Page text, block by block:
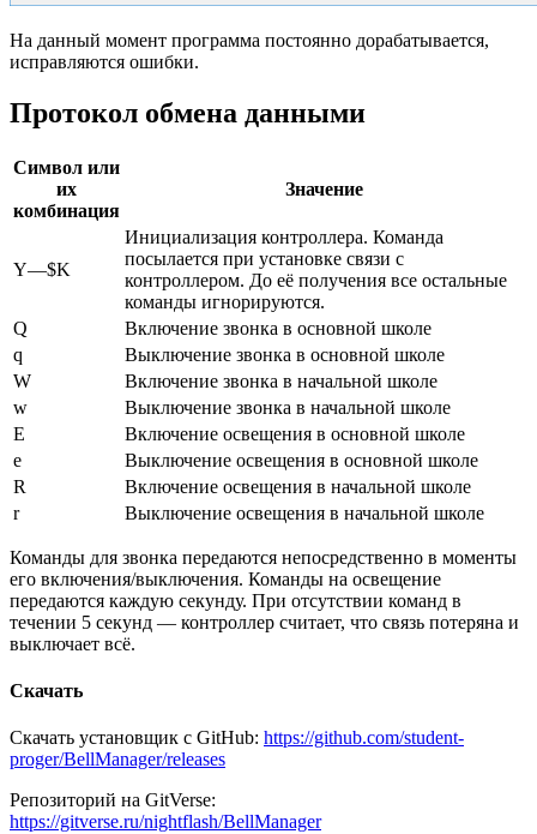
На данный момент программа постоянно дорабатывается,
исправляются ошибки.
Протокол обмена данными
Символ или
их
комбинация
Значение
Y—$K
Инициализация контроллера. Команда
посылается при установке связи с
контроллером. До её получения все остальные
команды игнорируются.
Q
Включение звонка в основной школе
q
Выключение звонка в основной школе
W
Включение звонка в начальной школе
w
Выключение звонка в начальной школе
E
Включение освещения в основной школе
e
Выключение освещения в основной школе
R
Включение освещения в начальной школе
r
Выключение освещения в начальной школе
Команды для звонка передаются непосредственно в моменты
его включения/выключения. Команды на освещение
передаются каждую секунду. При отсутствии команд в
течении 5 секунд — контроллер считает, что связь потеряна и
выключает всё.
Скачать
Скачать установщик с GitHub: https://github.com/student-
proger/BellManager/releases
Репозиторий на GitVerse:
https://gitverse.ru/nightflash/BellManager